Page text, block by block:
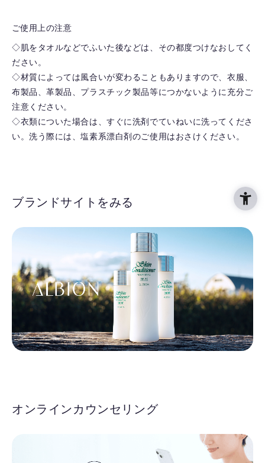
ご使用上の注意
◇肌をタオルなどでふいた後などは、その都度つけなおしてく
ださい。
◇材質によっては風合いが変わることもありますので、衣服、
布製品、革製品、プラスチック製品等につかないように充分ご
注意ください。
◇衣類についた場合は、すぐに洗剤でていねいに洗ってくださ
い。洗う際には、塩素系漂白剤のご使用はおさけください。
ブランドサイトをみる
オンラインカウンセリング